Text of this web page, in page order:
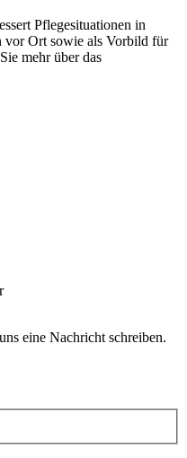
Pflegesituationen in
vor Ort sowie als Vorbild für
mehr über das
eine Nachricht schreiben.